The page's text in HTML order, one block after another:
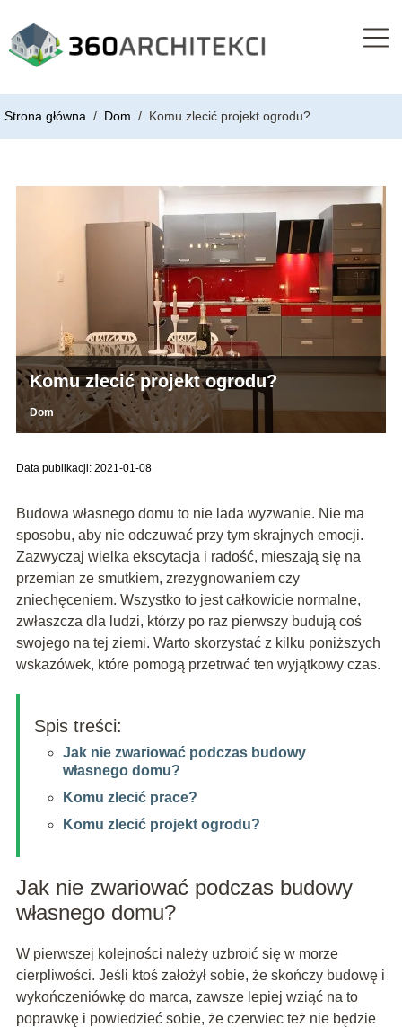
Strona główna / Dom / Komu zlecić projekt ogrodu?
Komu zlecić projekt ogrodu?
Dom
Data publikacji: 2021-01-08
Budowa własnego domu to nie lada wyzwanie. Nie ma
sposobu, aby nie odczuwać przy tym skrajnych emocji.
Zazwyczaj wielka ekscytacja i radość, mieszają się na
przemian ze smutkiem, zrezygnowaniem czy
zniechęceniem. Wszystko to jest całkowicie normalne,
zwłaszcza dla ludzi, którzy po raz pierwszy budują coś
swojego na tej ziemi. Warto skorzystać z kilku poniższych
wskazówek, które pomogą przetrwać ten wyjątkowy czas.
Spis treści:
Jak nie zwariować podczas budowy
własnego domu?
Komu zlecić prace?
Komu zlecić projekt ogrodu?
Jak nie zwariować podczas budowy
własnego domu?
W pierwszej kolejności należy uzbroić się w morze
cierpliwości. Jeśli ktoś założył sobie, że skończy budowę i
wykończeniówkę do marca, zawsze lepiej wziąć na to
poprawkę i powiedzieć sobie, że czerwiec też nie będzie